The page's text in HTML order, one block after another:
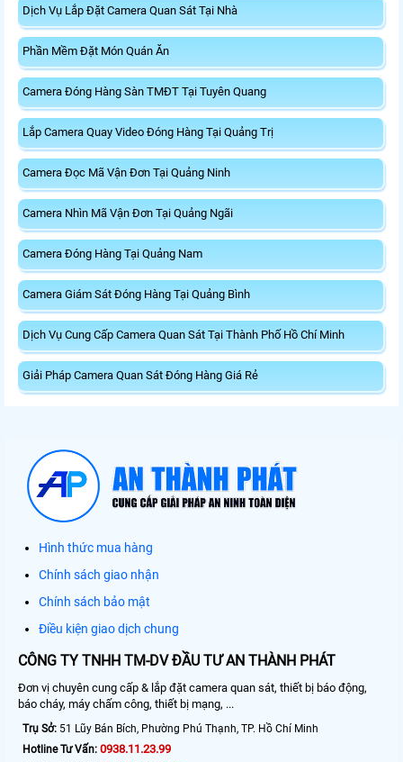
Dịch Vụ Lắp Đặt Camera Quan Sát Tại Nhà
Phần Mềm Đặt Món Quán Ăn
Camera Đóng Hàng Sàn TMĐT Tại Tuyên Quang
Lắp Camera Quay Video Đóng Hàng Tại Quảng Trị
Camera Đọc Mã Vận Đơn Tại Quảng Ninh
Camera Nhìn Mã Vận Đơn Tại Quảng Ngãi
Camera Đóng Hàng Tại Quảng Nam
Camera Giám Sát Đóng Hàng Tại Quảng Bình
Dịch Vụ Cung Cấp Camera Quan Sát Tại Thành Phố Hồ Chí Minh
Giải Pháp Camera Quan Sát Đóng Hàng Giá Rẻ
Hình thức mua hàng
Chính sách giao nhận
Chính sách bảo mật
Điều kiện giao dịch chung
CÔNG TY TNHH TM-DV ĐẦU TƯ AN THÀNH PHÁT
Đơn vị chuyên cung cấp & lắp đặt camera quan sát, thiết bị báo động,
báo cháy, máy chấm công, thiết bị mạng, ...
Trụ Sở: 51 Lũy Bán Bích, Phường Phú Thạnh, TP. Hồ Chí Minh
Hotline Tư Vấn: 0938.11.23.99